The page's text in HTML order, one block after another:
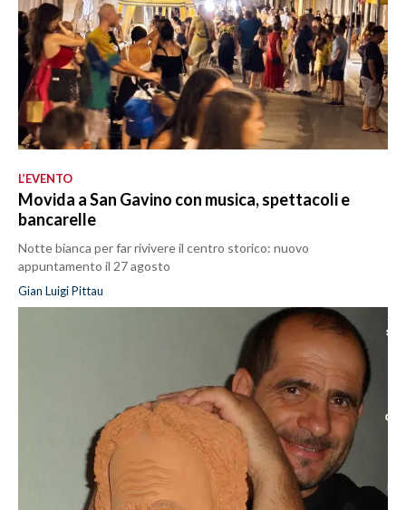
L’EVENTO
Movida a San Gavino con musica, spettacoli e
bancarelle
Notte bianca per far rivivere il centro storico: nuovo
appuntamento il 27 agosto
Gian Luigi Pittau